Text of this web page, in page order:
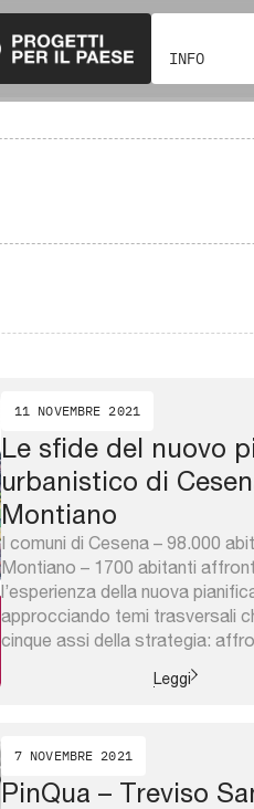
INFO
11 NOVEMBRE 2021
Le sfide del nuovo
urbanistico di
Montiano
I comuni di Cesena – 98.000
Montiano – 1700 abitanti
l’esperienza della nuova
approcciando temi trasversali
cinque assi della strategia:
climatica ed ambientale;
attrattiva; rigenerare eLeggi
7 NOVEMBRE 2021
PinQua – Treviso